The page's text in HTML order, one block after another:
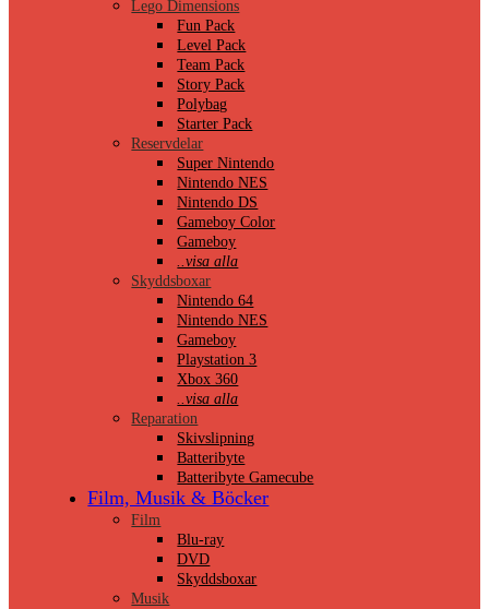
Lego Dimensions
Fun Pack
Level Pack
Team Pack
Story Pack
Polybag
Starter Pack
Reservdelar
Super Nintendo
Nintendo NES
Nintendo DS
Gameboy Color
Gameboy
..visa alla
Skyddsboxar
Nintendo 64
Nintendo NES
Gameboy
Playstation 3
Xbox 360
..visa alla
Reparation
Skivslipning
Batteribyte
Batteribyte Gamecube
Film, Musik & Böcker
Film
Blu-ray
DVD
Skyddsboxar
Musik